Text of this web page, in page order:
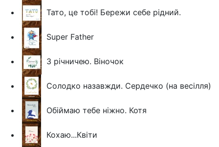
Тато, це тобі! Бережи себе рідний.
Super Father
З річничею. Віночок
Солодко назавжди. Сердечко (на весілля)
Обіймаю тебе ніжно. Котя
Кохаю...Квіти